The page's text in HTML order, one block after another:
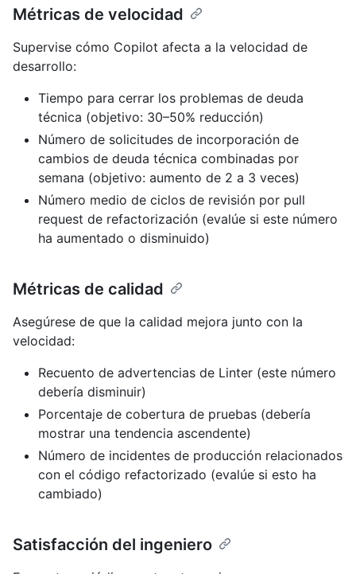
Métricas de velocidad
Supervise cómo Copilot afecta a la velocidad de
desarrollo:
Tiempo para cerrar los problemas de deuda
técnica (objetivo: 30–50% reducción)
Número de solicitudes de incorporación de
cambios de deuda técnica combinadas por
semana (objetivo: aumento de 2 a 3 veces)
Número medio de ciclos de revisión por pull
request de refactorización (evalúe si este número
ha aumentado o disminuido)
Métricas de calidad
Asegúrese de que la calidad mejora junto con la
velocidad:
Recuento de advertencias de Linter (este número
debería disminuir)
Porcentaje de cobertura de pruebas (debería
mostrar una tendencia ascendente)
Número de incidentes de producción relacionados
con el código refactorizado (evalúe si esto ha
cambiado)
Satisfacción del ingeniero